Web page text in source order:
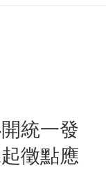
統一發
徵點應